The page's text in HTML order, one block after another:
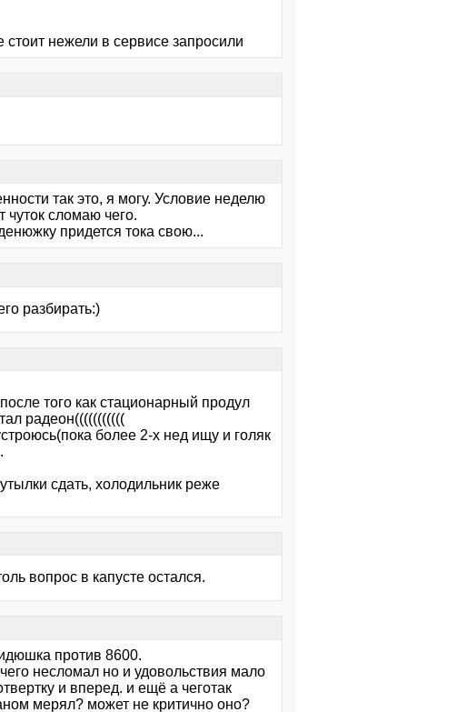
нежели в сервисе запросили
так это, я могу. Условие неделю
чуток сломаю чего.
придется тока свою...
разбирать:)
того как стационарный продул
радеон(((((((((((
более 2-х нед ищу и голяк
сдать, холодильник реже
вопрос в капусте остался.
против 8600.
несломал но и удовольствия мало
и вперед. и ещё а чеготак
мерял? может не критично оно?